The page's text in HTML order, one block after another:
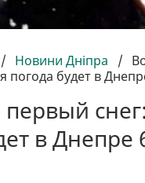
/ Новини Дніпра /
погода будет в
в Днепре